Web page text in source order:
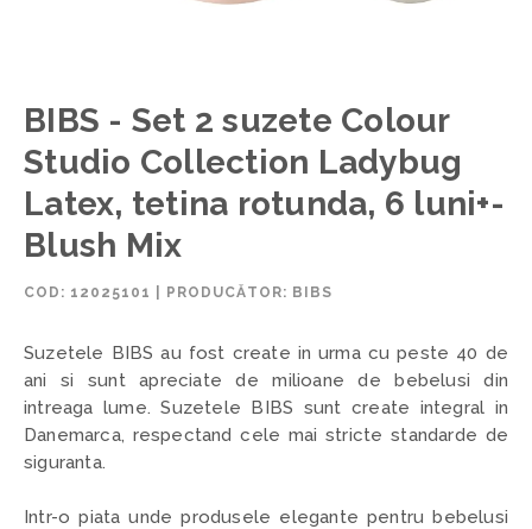
BIBS - Set 2 suzete Colour
Studio Collection Ladybug
Latex, tetina rotunda, 6 luni+-
Blush Mix
COD: 12025101 PRODUCĂTOR: BIBS
Suzetele BIBS au fost create in urma cu peste 40 de
ani si sunt apreciate de milioane de bebelusi din
intreaga lume. Suzetele BIBS sunt create integral in
Danemarca, respectand cele mai stricte standarde de
siguranta.
Intr-o piata unde produsele elegante pentru bebelusi